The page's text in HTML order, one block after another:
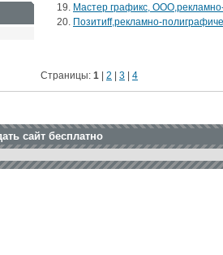
Мастер графикс,
Позитиff,рекламно-
Страницы: 1 2 3 4
сайт бесплатно